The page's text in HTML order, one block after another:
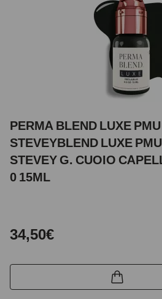
PERMA BLEND LUXE
STEVEYBLEND LUXE
STEVEY G. CUOIO
0 15ML
34,50€